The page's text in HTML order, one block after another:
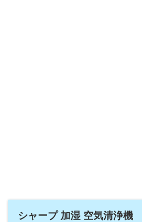
シャープ 加湿 空気清浄機